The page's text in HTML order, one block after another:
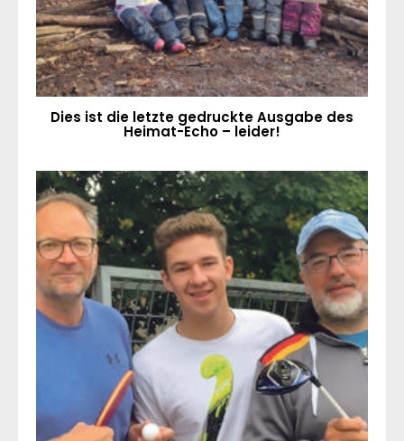
Dies ist die letzte gedruckte Ausgabe des
Heimat-Echo – leider!